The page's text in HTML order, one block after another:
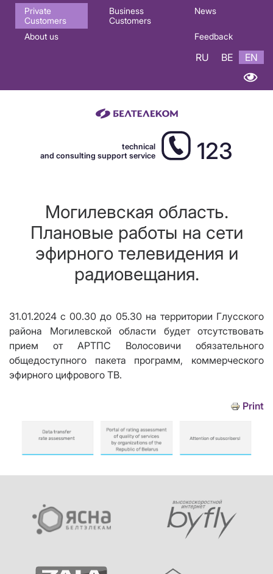
Основная
навигация
Private
Customers
Business
Customers
News
About us Feedback
RU BE EN
technical
and consulting support service
123
Могилевская область.
Плановые работы на сети
эфирного телевидения и
радиовещания.
31.01.2024 с 00.30 до 05.30 на территории Глусского
района Могилевской области будет отсутствовать
прием от АРТПС Волосовичи обязательного
общедоступного пакета программ, коммерческого
эфирного цифрового ТВ.
Print